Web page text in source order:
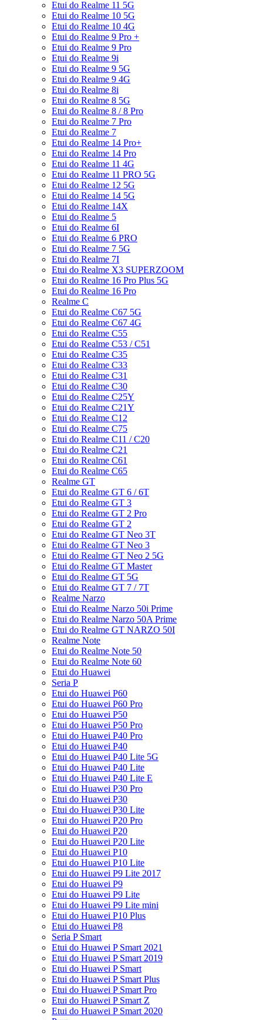
Etui do Realme 11 5G
Etui do Realme 10 5G
Etui do Realme 10 4G
Etui do Realme 9 Pro +
Etui do Realme 9 Pro
Etui do Realme 9i
Etui do Realme 9 5G
Etui do Realme 9 4G
Etui do Realme 8i
Etui do Realme 8 5G
Etui do Realme 8 / 8 Pro
Etui do Realme 7 Pro
Etui do Realme 7
Etui do Realme 14 Pro+
Etui do Realme 14 Pro
Etui do Realme 11 4G
Etui do Realme 11 PRO 5G
Etui do Realme 12 5G
Etui do Realme 14 5G
Etui do Realme 14X
Etui do Realme 5
Etui do Realme 6I
Etui do Realme 6 PRO
Etui do Realme 7 5G
Etui do Realme 7I
Etui do Realme X3 SUPERZOOM
Etui do Realme 16 Pro Plus 5G
Etui do Realme 16 Pro
Realme C
Etui do Realme C67 5G
Etui do Realme C67 4G
Etui do Realme C55
Etui do Realme C53 / C51
Etui do Realme C35
Etui do Realme C33
Etui do Realme C31
Etui do Realme C30
Etui do Realme C25Y
Etui do Realme C21Y
Etui do Realme C12
Etui do Realme C75
Etui do Realme C11 / C20
Etui do Realme C21
Etui do Realme C61
Etui do Realme C65
Realme GT
Etui do Realme GT 6 / 6T
Etui do Realme GT 3
Etui do Realme GT 2 Pro
Etui do Realme GT 2
Etui do Realme GT Neo 3T
Etui do Realme GT Neo 3
Etui do Realme GT Neo 2 5G
Etui do Realme GT Master
Etui do Realme GT 5G
Etui do Realme GT 7 / 7T
Realme Narzo
Etui do Realme Narzo 50i Prime
Etui do Realme Narzo 50A Prime
Etui do Realme GT NARZO 50I
Realme Note
Etui do Realme Note 50
Etui do Realme Note 60
Etui do Huawei
Seria P
Etui do Huawei P60
Etui do Huawei P60 Pro
Etui do Huawei P50
Etui do Huawei P50 Pro
Etui do Huawei P40 Pro
Etui do Huawei P40
Etui do Huawei P40 Lite 5G
Etui do Huawei P40 Lite
Etui do Huawei P40 Lite E
Etui do Huawei P30 Pro
Etui do Huawei P30
Etui do Huawei P30 Lite
Etui do Huawei P20 Pro
Etui do Huawei P20
Etui do Huawei P20 Lite
Etui do Huawei P10
Etui do Huawei P10 Lite
Etui do Huawei P9 Lite 2017
Etui do Huawei P9
Etui do Huawei P9 Lite
Etui do Huawei P9 Lite mini
Etui do Huawei P10 Plus
Etui do Huawei P8
Seria P Smart
Etui do Huawei P Smart 2021
Etui do Huawei P Smart 2019
Etui do Huawei P Smart
Etui do Huawei P Smart Plus
Etui do Huawei P Smart Pro
Etui do Huawei P Smart Z
Etui do Huawei P Smart 2020